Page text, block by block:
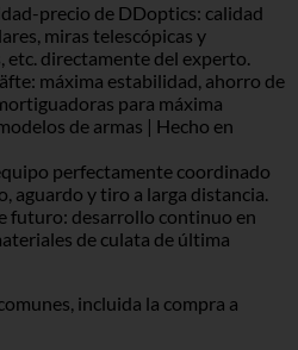
precio de DDoptics: calidad
miras telescópicas y
etc. directamente del experto.
máxima estabilidad, ahorro de
para máxima
de armas | Hecho en
perfectamente coordinado
aguardo y tiro a larga distancia.
futuro: desarrollo continuo en
de culata de última
incluida la compra a